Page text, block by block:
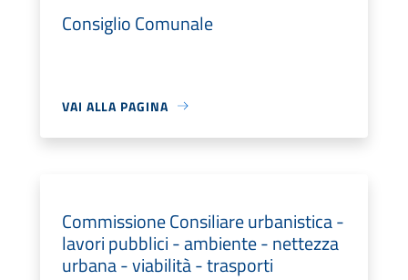
Consiglio Comunale
VAI ALLA PAGINA
Commissione Consiliare urbanistica -
lavori pubblici - ambiente - nettezza
urbana - viabilità - trasporti